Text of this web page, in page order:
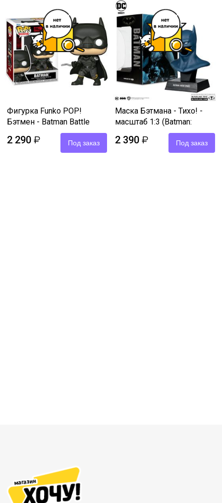
Фигурка Funko POP!
Бэтмен - Batman Battle
2 290 ₽ Под заказ
Маска Бэтмана - Тихо! -
масштаб 1:3 (Batman:
2 390 ₽ Под заказ